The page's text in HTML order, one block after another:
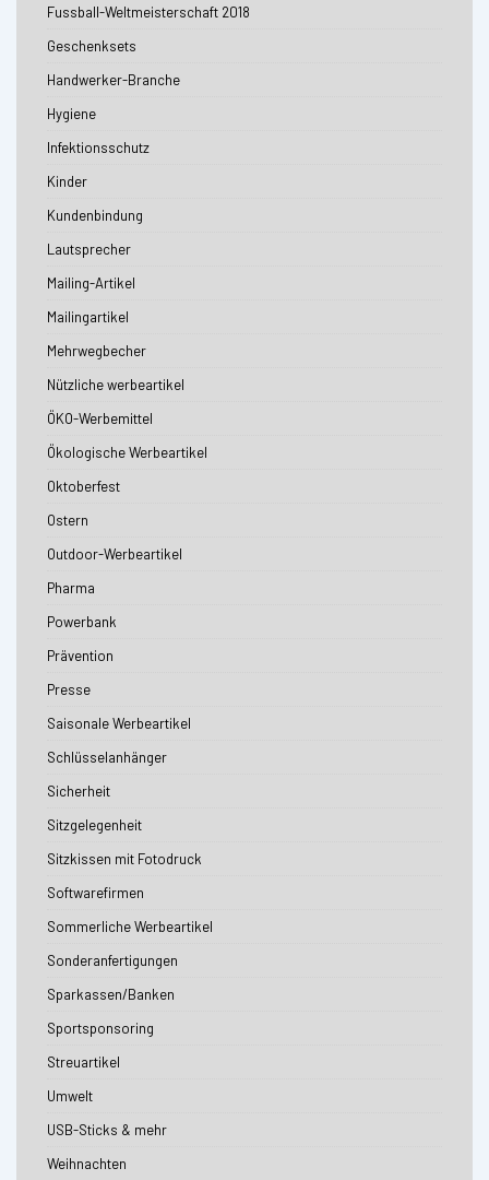
Fussball-Weltmeisterschaft 2018
Geschenksets
Handwerker-Branche
Hygiene
Infektionsschutz
Kinder
Kundenbindung
Lautsprecher
Mailing-Artikel
Mailingartikel
Mehrwegbecher
Nützliche werbeartikel
ÖKO-Werbemittel
Ökologische Werbeartikel
Oktoberfest
Ostern
Outdoor-Werbeartikel
Pharma
Powerbank
Prävention
Presse
Saisonale Werbeartikel
Schlüsselanhänger
Sicherheit
Sitzgelegenheit
Sitzkissen mit Fotodruck
Softwarefirmen
Sommerliche Werbeartikel
Sonderanfertigungen
Sparkassen/Banken
Sportsponsoring
Streuartikel
Umwelt
USB-Sticks & mehr
Weihnachten